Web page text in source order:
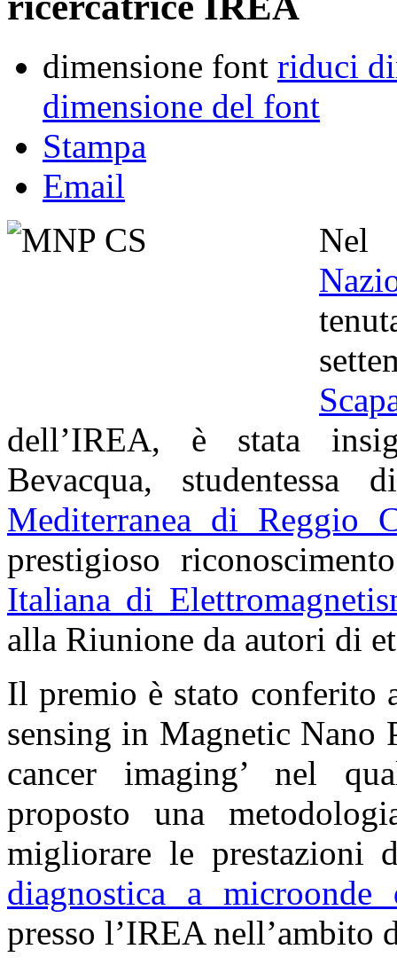
dimensione font riduci
dimensione del font
Stampa
Email
dell’IREA, è stata
Bevacqua,
Mediterranea di Reggio
prestigioso
Italiana di
alla Riunione da autori di
Il premio è stato conferito
sensing in Magnetic Nano
cancer imaging’ nel
proposto una
migliorare le prestazioni
diagnostica a
presso l’IREA nell’ambito